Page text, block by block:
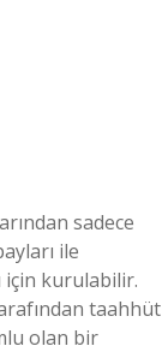
sadece
ile
için kurulabilir.
taahhüt
olan bir